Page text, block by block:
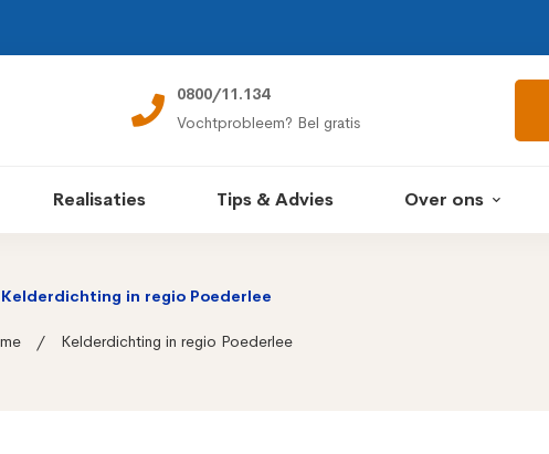
0800/11.134
Vochtprobleem? Bel gratis
Realisaties Tips & Advies Over ons
Kelderdichting in regio Poederlee
Kelderdichting in regio Poederlee